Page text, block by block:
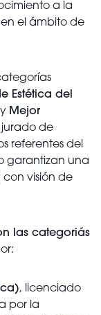
a la
el ámbito de
Estética del
y Mejor
jurado de
referentes del
garantizan una
visión de
las categoriás
, licenciado
por la